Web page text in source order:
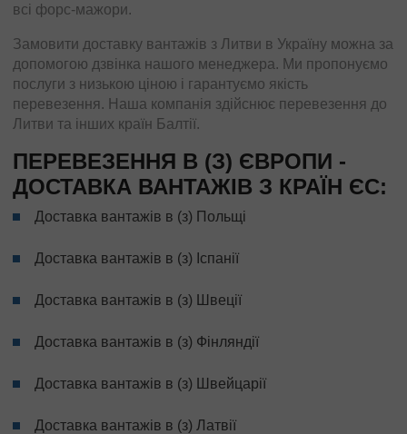
всі форс-мажори.
Замовити доставку вантажів з Литви в Україну можна за
допомогою дзвінка нашого менеджера. Ми пропонуємо
послуги з низькою ціною і гарантуємо якість
перевезення. Наша компанія здійснює перевезення до
Литви та інших країн Балтії.
ПЕРЕВЕЗЕННЯ В (З) ЄВРОПИ -
ДОСТАВКА ВАНТАЖІВ З КРАЇН ЄС:
Доставка вантажів в (з) Польщі
Доставка вантажів в (з) Іспанії
Доставка вантажів в (з) Швеції
Доставка вантажів в (з) Фінляндії
Доставка вантажів в (з) Швейцарії
Доставка вантажів в (з) Латвії